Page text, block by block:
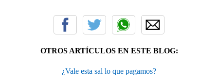
OTROS ARTÍCULOS EN ESTE BLOG:
¿Vale esta sal lo que pagamos?